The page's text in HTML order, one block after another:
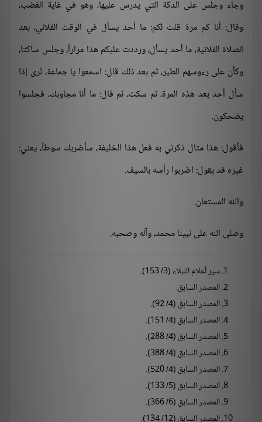
وجاء وجلس على الدكة التي يدرس عليها، وهو في غاية الغضب،
وقال: أنا كم مرة قلت لكم: ما أحد يسأل في الوقت الفلاني، بعد
الصلاة الفلانية، ما أحد يسأل، ورددت عليكم هذا مراراً، وجلس ساكتا،
وكأن على رءوسهم الطير، ثم بعد ذلك قال: اسمعوا يا جماعة، تُرى إذا
سأل أحد بعد هذه المرة، ثم سكت، ثم قال: ما أنا مجاوبك، فجلسوا
يضحكون.
فأقول: هذا مثال ذكرني به فعل هذا الخليفة، سأضربك سوطاً، يعني:
غيره قد يقول: اضربوا رأسه بالسيف.
والله المستعان.
وصلى الله على نبينا محمد، وآله وصحبه.
سير أعلام النبلاء (3/ 153).
المصدر السابق.
المصدر السابق (4/ 92).
المصدر السابق (4/ 151).
المصدر السابق (4/ 288).
المصدر السابق (4/ 388).
المصدر السابق (4/ 520).
المصدر السابق (5/ 133).
المصدر السابق (6/ 366).